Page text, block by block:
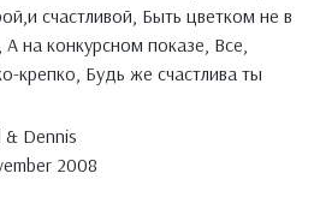
счастливой, Быть цветком не в
на конкурсном показе, Все,
крепко, Будь же счастлива ты
& Dennis
2008